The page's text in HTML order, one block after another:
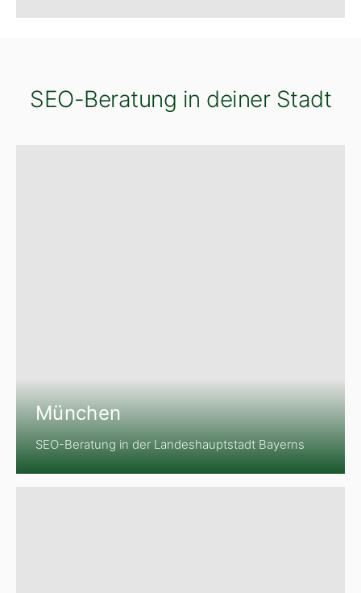
SEO-Beratung in deiner Stadt
München
SEO-Beratung in der Landeshauptstadt Bayerns